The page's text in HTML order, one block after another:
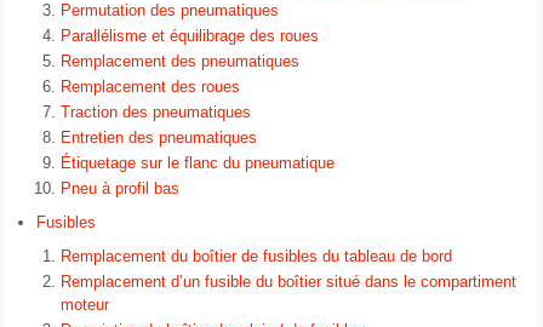
Permutation des pneumatiques
Parallélisme et équilibrage des roues
Remplacement des pneumatiques
Remplacement des roues
Traction des pneumatiques
Entretien des pneumatiques
Étiquetage sur le flanc du pneumatique
Pneu à profil bas
Fusibles
Remplacement du boîtier de fusibles du tableau de bord
Remplacement d’un fusible du boîtier situé dans le compartiment
moteur